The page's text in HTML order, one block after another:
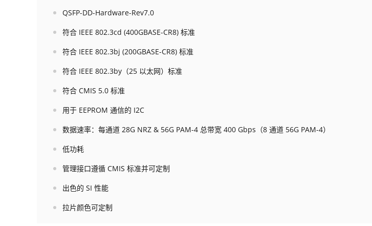
QSFP-DD-Hardware-Rev7.0
符合 IEEE 802.3cd (400GBASE-CR8) 标准
符合 IEEE 802.3bj (200GBASE-CR8) 标准
符合 IEEE 802.3by（25 以太网）标准
符合 CMIS 5.0 标准
用于 EEPROM 通信的 I2C
数据速率：每通道 28G NRZ & 56G PAM-4 总带宽 400 Gbps（8 通道 56G PAM-4）
低功耗
管理接口遵循 CMIS 标准并可定制
出色的 SI 性能
拉片颜色可定制